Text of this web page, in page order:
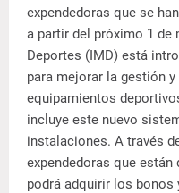
expendedoras que se
a partir del próximo 1 de
Deportes (IMD) está
para mejorar la gestión
equipamientos
incluye este nuevo
instalaciones. A través
expendedoras que
podrá adquirir los bonos